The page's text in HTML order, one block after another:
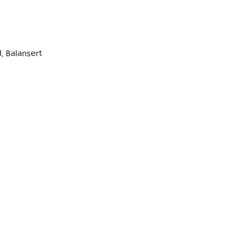
Balansert